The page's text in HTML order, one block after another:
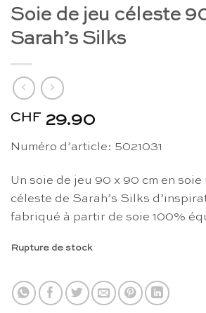
Soie de jeu céleste
Sarah’s Silks
CHF 29.90
Numéro d’article: 5021031
Un soie de jeu 90 x 90 cm en
céleste de Sarah’s Silks
fabriqué à partir de soie 100%
Rupture de stock